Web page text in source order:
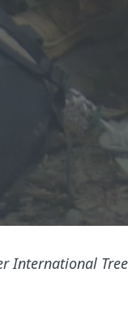
International Tree